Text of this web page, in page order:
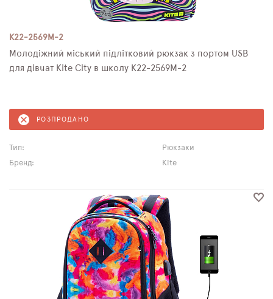
K22-2569M-2
Молодіжний міський підлітковий рюкзак з портом USB
для дівчат Kite City в школу K22-2569M-2
РОЗПРОДАНО
Тип:
Рюкзаки
Бренд:
Kite